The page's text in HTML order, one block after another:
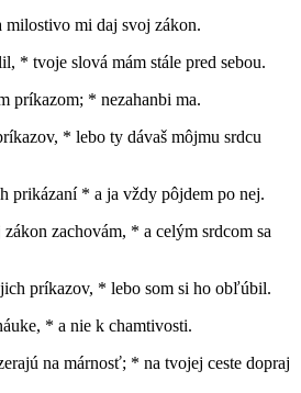
mi daj svoj zákon.
* tvoje slová mám stále pred sebou.
príkazom; * nezahanbi ma.
* lebo ty dávaš môjmu srdcu
prikázaní * a ja vždy pôjdem po nej.
zachovám, * a celým srdcom sa
príkazov, * lebo som si ho obľúbil.
* a nie k chamtivosti.
na márnosť; * na tvojej ceste dopraj